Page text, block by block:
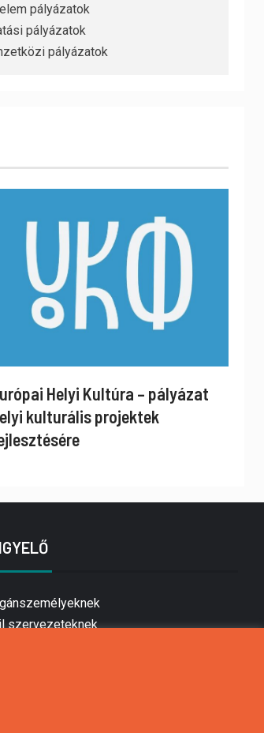
pályázatok
pályázatok
pályázatok
Helyi Kultúra – pályázat
kulturális projektek
szervezeteknek